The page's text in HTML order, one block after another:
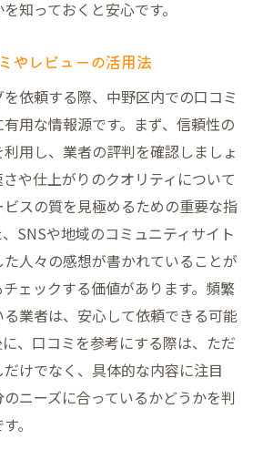
ぶべきサービスのポイント
用で実感する変化と効果
知っておくと安心です。
やレビューの活用法
依頼する際、中野区内での口コミ
用な情報源です。まず、信頼性の
用し、業者の評判を確認しましょ
や仕上がりのクオリティについて
スの質を見極めるための重要な指
SNSや地域のコミュニティサイト
人々の感想が書かれていることが
ェックする価値があります。頻繁
業者は、安心して依頼できる可能
、口コミを参考にする際は、ただ
けでなく、具体的な内容に注目
ニーズに合っているかどうかを判
。